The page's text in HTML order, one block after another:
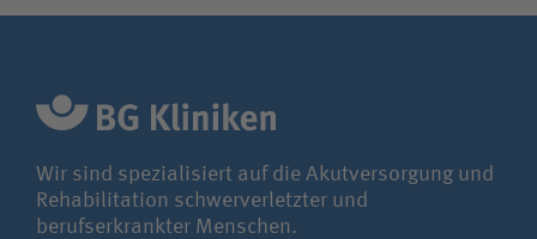
Wir sind spezialisiert auf die Akutversorgung und
Rehabilitation schwerverletzter und
berufserkrankter Menschen.